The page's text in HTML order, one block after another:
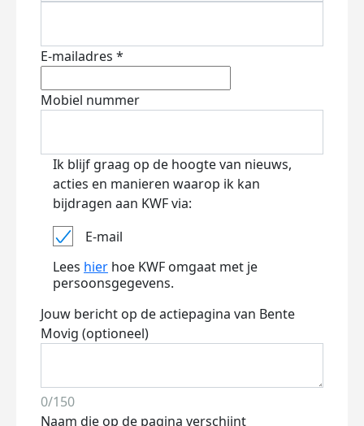
E-mailadres *
Mobiel nummer
Ik blijf graag op de hoogte van nieuws,
acties en manieren waarop ik kan
bijdragen aan KWF via:
E-mail
Lees hier hoe KWF omgaat met je
persoonsgegevens.
Jouw bericht op de actiepagina van Bente
Movig (optioneel)
0/150
Naam die op de pagina verschijnt